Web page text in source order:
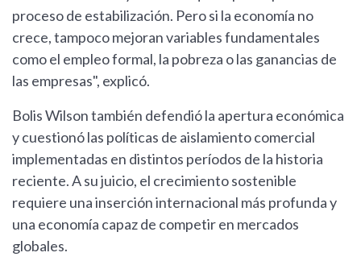
proceso de estabilización. Pero si la economía no
crece, tampoco mejoran variables fundamentales
como el empleo formal, la pobreza o las ganancias de
las empresas", explicó.
Bolis Wilson también defendió la apertura económica
y cuestionó las políticas de aislamiento comercial
implementadas en distintos períodos de la historia
reciente. A su juicio, el crecimiento sostenible
requiere una inserción internacional más profunda y
una economía capaz de competir en mercados
globales.